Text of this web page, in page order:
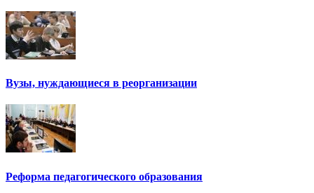
Вузы, нуждающиеся в реорганизации
Реформа педагогического образования